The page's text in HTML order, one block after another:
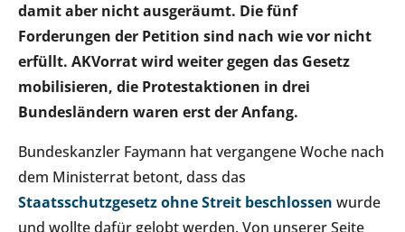
damit aber nicht ausgeräumt. Die fünf
Forderungen der Petition sind nach wie vor nicht
erfüllt. AKVorrat wird weiter gegen das Gesetz
mobilisieren, die Protestaktionen in drei
Bundesländern waren erst der Anfang.
Bundeskanzler Faymann hat vergangene Woche nach
dem Ministerrat betont, dass das
Staatsschutzgesetz ohne Streit beschlossen wurde
und wollte dafür gelobt werden. Von unserer Seite